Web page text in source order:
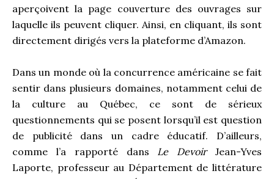
aperçoivent la page couverture des ouvrages sur
laquelle ils peuvent cliquer. Ainsi, en cliquant, ils sont
directement dirigés vers la plateforme d’Amazon.
Dans un monde où la concurrence américaine se fait
sentir dans plusieurs domaines, notamment celui de
la culture au Québec, ce sont de sérieux
questionnements qui se posent lorsqu’il est question
de publicité dans un cadre éducatif. D’ailleurs,
comme l’a rapporté dans Le DevoirJean-Yves
Laporte, professeur au Département de littérature